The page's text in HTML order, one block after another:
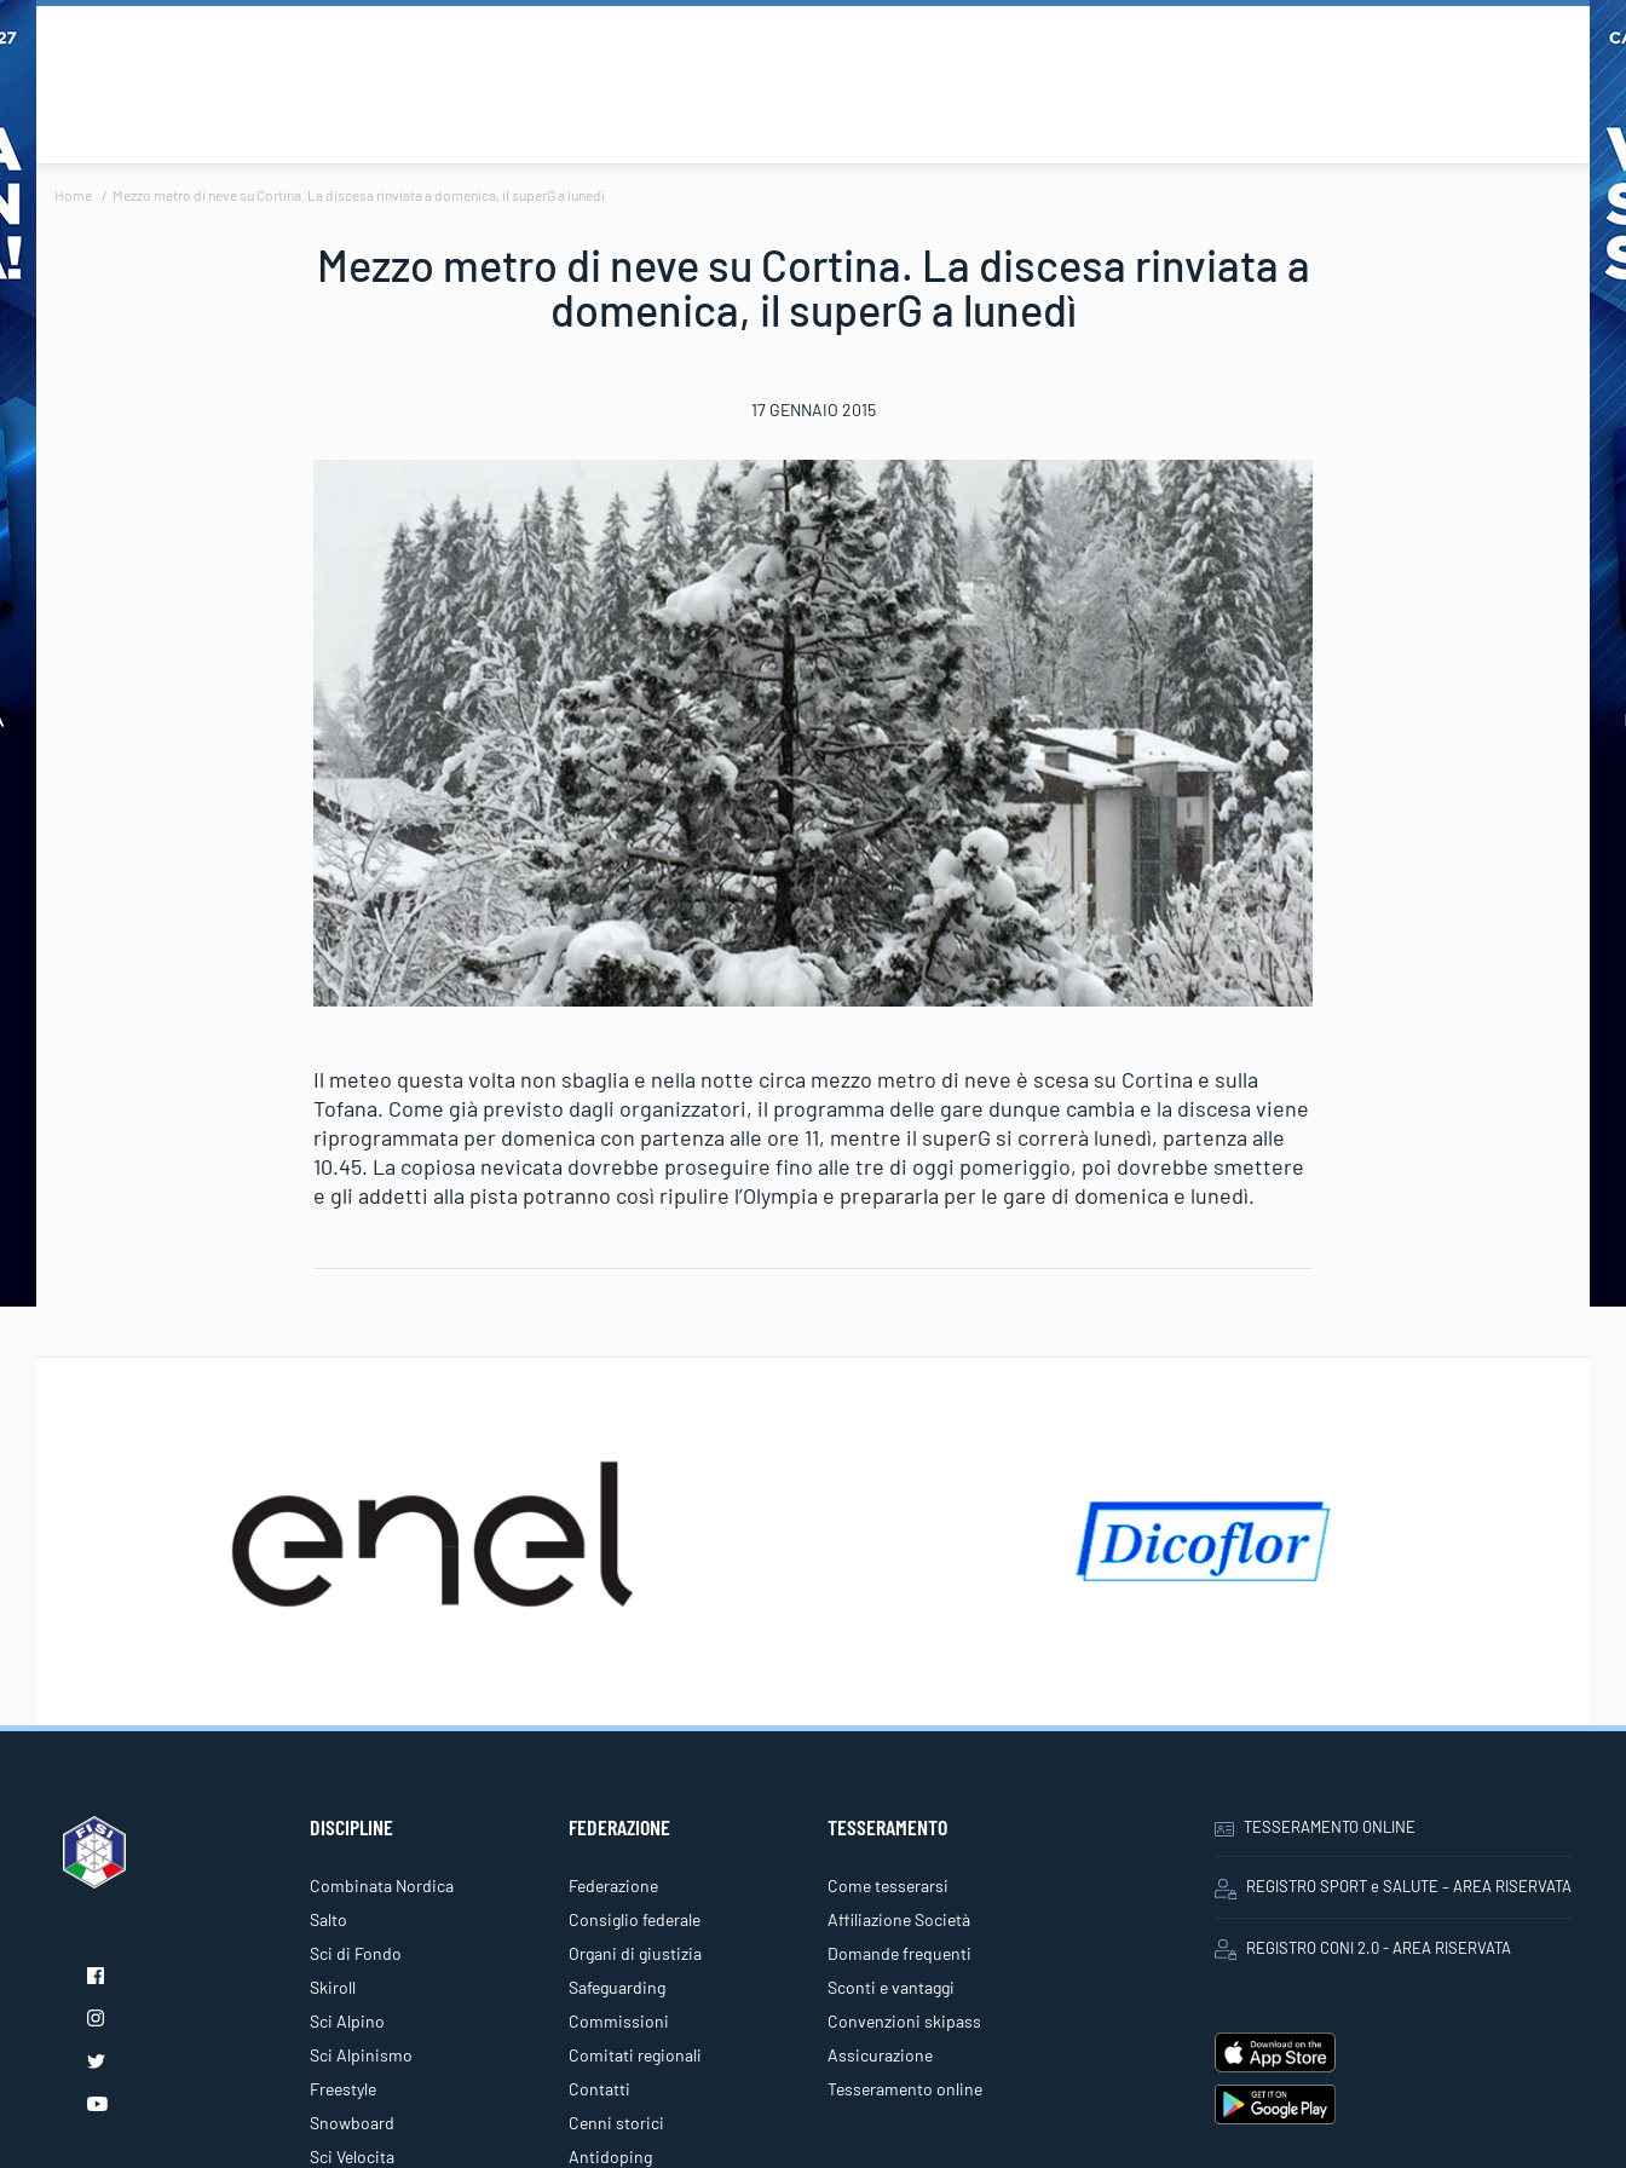
Home Mezzo metro di neve su Cortina. La discesa rinviata a domenica, il superG a lunedì
Mezzo metro di neve su Cortina. La discesa rinviata a
domenica, il superG a lunedì
17 GENNAIO 2015
Il meteo questa volta non sbaglia e nella notte circa mezzo metro di neve è scesa su Cortina e sulla
Tofana. Come già previsto dagli organizzatori, il programma delle gare dunque cambia e la discesa viene
riprogrammata per domenica con partenza alle ore 11, mentre il superG si correrà lunedì, partenza alle
10.45. La copiosa nevicata dovrebbe proseguire fino alle tre di oggi pomeriggio, poi dovrebbe smettere
e gli addetti alla pista potranno così ripulire l’Olympia e prepararla per le gare di domenica e lunedì.
DISCIPLINE
Combinata Nordica
Salto
Sci di Fondo
Skiroll
Sci Alpino
Sci Alpinismo
Freestyle
Snowboard
Sci Velocita
FEDERAZIONE
Federazione
Consiglio federale
Organi di giustizia
Safeguarding
Commissioni
Comitati regionali
Contatti
Cenni storici
Antidoping
TESSERAMENTO
Come tesserarsi
Affiliazione Società
Domande frequenti
Sconti e vantaggi
Convenzioni skipass
Assicurazione
Tesseramento online
TESSERAMENTO ONLINE
REGISTRO SPORT e SALUTE – AREA RISERVATA
REGISTRO CONI 2.0 - AREA RISERVATA